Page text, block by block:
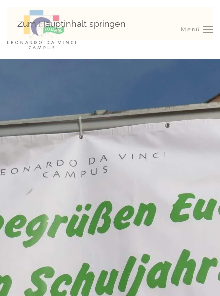
Zum Hauptinhalt springen
Menü